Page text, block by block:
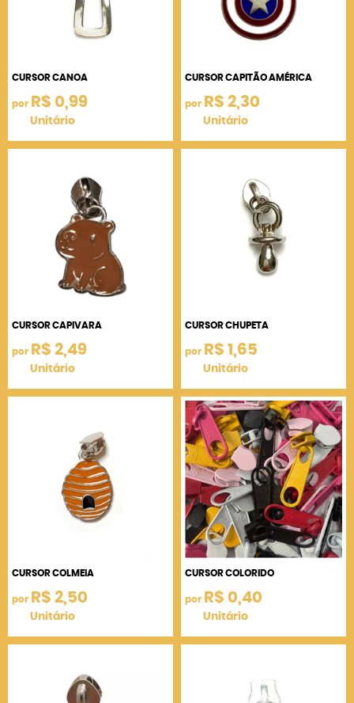
CURSOR CANOA
por R$ 0,99
Unitário
CURSOR CAPITÃO AMÉRICA
por R$ 2,30
Unitário
CURSOR CAPIVARA
por R$ 2,49
Unitário
CURSOR CHUPETA
por R$ 1,65
Unitário
CURSOR COLMEIA
por R$ 2,50
Unitário
CURSOR COLORIDO
por R$ 0,40
Unitário